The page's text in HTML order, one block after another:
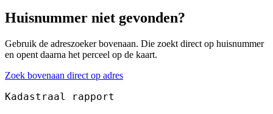
Huisnummer niet gevonden?
Gebruik de adreszoeker bovenaan. Die zoekt direct op huisnummer
en opent daarna het perceel op de kaart.
Zoek bovenaan direct op adres
Kadastraal rapport